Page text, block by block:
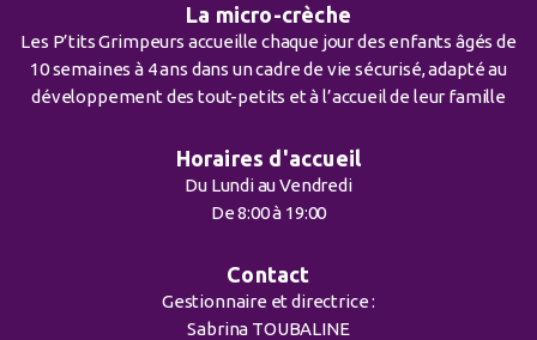
La micro-crèche
Les P’tits Grimpeurs accueille chaque jour des enfants âgés de
10 semaines à 4 ans dans un cadre de vie sécurisé, adapté au
développement des tout-petits et à l’accueil de leur famille
Horaires d'accueil
Du Lundi au Vendredi
De 8:00 à 19:00
Contact
Gestionnaire et directrice :
Sabrina TOUBALINE